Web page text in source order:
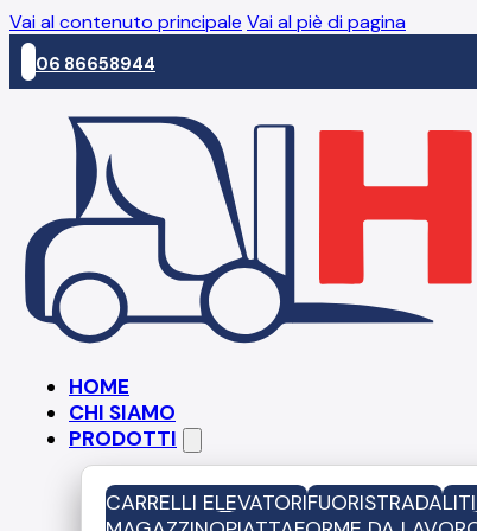
Vai al contenuto principale Vai al piè di pagina
06 86658944
HOME
CHI SIAMO
PRODOTTI
CARRELLI ELEVATORIFUORISTRADA